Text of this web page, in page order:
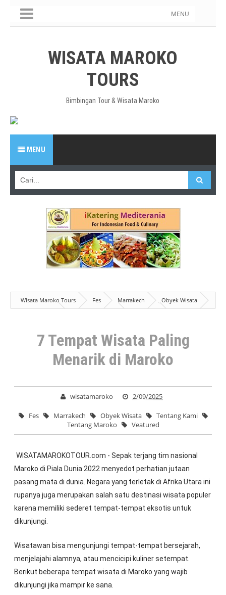
MENU
WISATA MAROKO
TOURS
Bimbingan Tour & Wisata Maroko
MENU
Wisata Maroko Tours Fes Marrakech
Obyek Wisata
Tentang Kami
Tentang Maroko Veatured
7 Tempat
7 Tempat Wisata Paling
Menarik di Maroko
wisatamaroko 2/09/2025
Fes Marrakech Obyek Wisata
Tentang Kami
Tentang Maroko
Veatured
WISATAMAROKOTOUR.com - Sepak terjang tim nasional
Maroko di Piala Dunia 2022 menyedot perhatian jutaan
pasang mata di dunia. Negara yang terletak di Afrika Utara ini
rupanya juga merupakan salah satu destinasi wisata populer
karena memiliki sederet tempat-tempat eksotis untuk
dikunjungi.
Wisatawan bisa mengunjungi tempat-tempat bersejarah,
menjelajahi alamnya, atau mencicipi kuliner setempat.
Berikut beberapa tempat wisata di Maroko yang wajib
dikunjungi jika mampir ke sana.